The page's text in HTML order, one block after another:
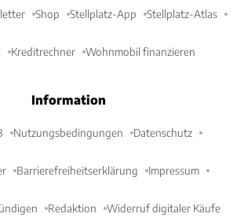
Shop Stellplatz-App Stellplatz-Atlas
Kreditrechner Wohnmobil finanzieren
Information
Nutzungsbedingungen Datenschutz
Barrierefreiheitserklärung Impressum
Redaktion Widerruf digitaler Käufe